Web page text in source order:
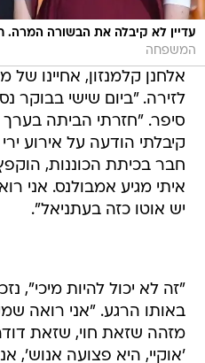
עדיין לא קיבלה את הבשורה המרה.
המשפחה
אלחנן קלמנזון, אחיינו
לזירה. "ביום שישי בבוקר
קיבלתי הודעה על אירוע
חבר בכיתת הכוננות,
איתי מגיע אמבולנס. אני
יש אוטו כזה בעתניאל".
"זה לא יכול להיות מיכי",
באותו הרגע. "אני רואה
מזהה שזאת חוי, שזאת
'אוקיי, היא פצועה אנוש',